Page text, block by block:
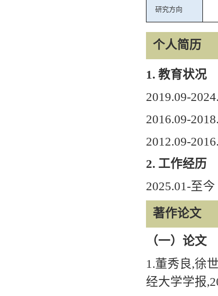
研究方向
个人简历
1. 教育状况
2019.09-
2016.09-
2012.09-
2. 工作经历
2025.01 -至今
著作论文
（一） 论文
1.董秀良,徐
经大学学报